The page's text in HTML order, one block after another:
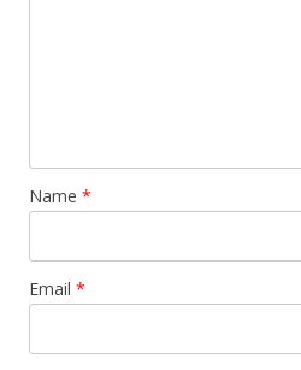
Name *
Email *